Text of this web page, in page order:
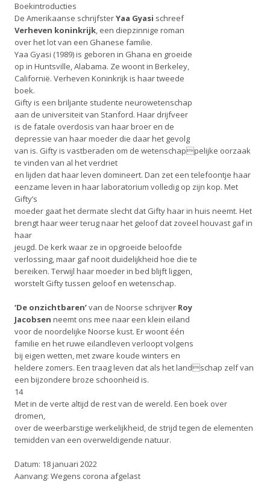
Boekintroducties
De Amerikaanse schrijfsterYaa Gyasi schreef
Verheven koninkrijk, een diepzinnige roman
over het lot van een Ghanese familie.
Yaa Gyasi (1989) is geboren in Ghana en groeide
op in Huntsville, Alabama. Ze woont in Berkeley,
Californië. Verheven Koninkrijk is haar tweede
boek.
Gifty is een briljante studente neurowetenschap
aan de universiteit van Stanford. Haar drijfveer
is de fatale overdosis van haar broer en de
depressie van haar moeder die daar het gevolg
van is. Gifty is vastberaden om de wetenschappelijke oorzaak
te vinden van al het verdriet
en lijden dat haar leven domineert. Dan zet een telefoontje haar
eenzame leven in haar laboratorium volledig op zijn kop. Met
Gifty’s
moeder gaat het dermate slecht dat Gifty haar in huis neemt. Het
brengt haar weer terug naar het geloof dat zoveel houvast gaf in
haar
jeugd. De kerk waar ze in opgroeide beloofde
verlossing, maar gaf nooit duidelijkheid hoe die te
bereiken. Terwijl haar moeder in bed blijft liggen,
worstelt Gifty tussen geloof en wetenschap.
‘De onzichtbaren’van de Noorse schrijver Roy
Jacobsen neemt ons mee naar een klein eiland
voor de noordelijke Noorse kust. Er woont één
familie en het ruwe eilandleven verloopt volgens
bij eigen wetten, met zware koude winters en
heldere zomers. Een traag leven dat als het landschap zelf van
een bijzondere broze schoonheid is.
14
Met in de verte altijd de rest van de wereld. Een boek over
dromen,
over de weerbarstige werkelijkheid, de strijd tegen de elementen
temidden van een overweldigende natuur.
Datum: 18 januari 2022
Aanvang: Wegens corona afgelast